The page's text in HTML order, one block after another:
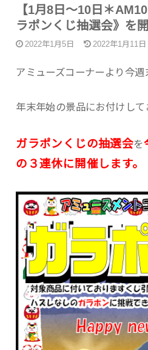
【1月8日〜10日＊
ラポンくじ抽選会》を
2022年1月5日 2022年1月11日
アミューズコーナーより今週
年末年始の景品にお付けして
ガラポンくじの抽選会を
の３連休に開催します。